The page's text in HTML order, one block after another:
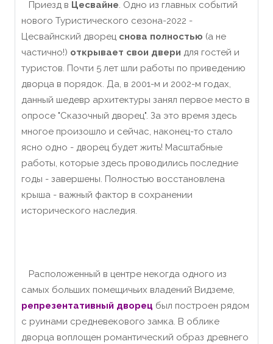
Приезд в Цесвайне. Одно из главных событий
нового Туристического сезона-2022 -
Цесвайнский дворец снова полностью (а не
частично!) открывает свои двери для гостей и
туристов. Почти 5 лет шли работы по приведению
дворца в порядок. Да, в 2001-м и 2002-м годах,
данный шедевр архитектуры занял первое место в
опросе "Сказочный дворец". За это время здесь
многое произошло и сейчас, наконец-то стало
ясно одно - дворец будет жить! Масштабные
работы, которые здесь проводились последние
годы - завершены. Полностью восстановлена
крыша - важный фактор в сохранении
исторического наследия.
Расположенный в центре некогда одного из
самых больших помещичьих владений Видземе,
репрезентативный дворец был построен рядом
с руинами средневекового замка. В облике
дворца воплощен романтический образ древнего